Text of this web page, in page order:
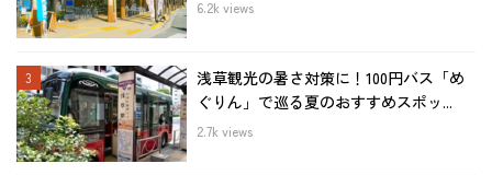
6.2k views
浅草観光の暑さ対策に！100円バス「め
ぐりん」で巡る夏のおすすめスポッ...
2.7k views